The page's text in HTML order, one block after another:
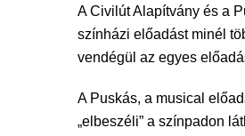
A Civilút Alapítvány és a
színházi előadást minél
vendégül az egyes
A Puskás, a musical
„elbeszéli” a színpadon